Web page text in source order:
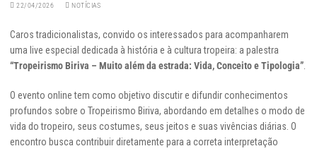
22/04/2026 NOTÍCIAS
Caros tradicionalistas, convido os interessados para acompanharem
uma live especial dedicada à história e à cultura tropeira: a palestra
“Tropeirismo Biriva – Muito além da estrada: Vida, Conceito e Tipologia”.
O evento online tem como objetivo discutir e difundir conhecimentos
profundos sobre o Tropeirismo Biriva, abordando em detalhes o modo de
vida do tropeiro, seus costumes, seus jeitos e suas vivências diárias. O
encontro busca contribuir diretamente para a correta interpretação